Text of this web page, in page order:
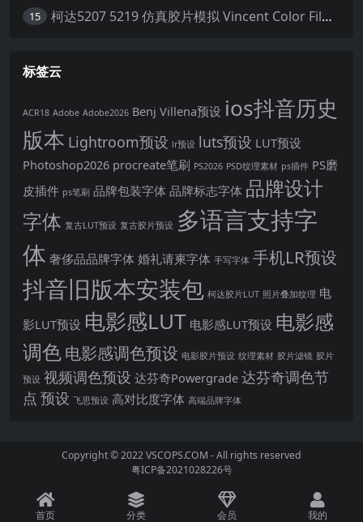
15 柯达5207 5219 仿真胶片模拟 Vincent Color Film PowerGrade 下载 LUT预设怀旧外观色彩分级达芬奇调色节
标签云
ACR18 Adobe Adobe2026 Benj Villena预设 ios抖音历史
版本 Lightroom预设 lr预设 luts预设 LUT预设
Photoshop2026 procreate笔刷 PS2026 PSD纹理素材 ps插件 PS磨
皮插件 ps笔刷 品牌包装字体 品牌标志字体 品牌设计
字体 复古LUT预设 复古胶片预设 多语言支持字
体 奢侈品品牌字体 婚礼请柬字体 手写字体 手机LR预设
抖音旧版本安装包 柯达胶片LUT 照片叠加纹理 电
影LUT预设 电影感LUT 电影感LUT预设 电影感
调色电影感调色预设 电影胶片预设 纹理素材 胶片滤镜 胶片
预设 视频调色预设 达芬奇Powergrade 达芬奇调色节
点 预设 飞思预设 高对比度字体 高端品牌字体
Copyright © 2022VSCOPS.COM - All rights reserved
粤ICP备2021028226号
首页 分类 会员 我的